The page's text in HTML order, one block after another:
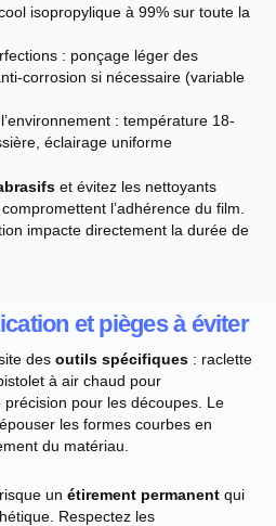
isopropylique à 99% sur toute la
: ponçage léger des
corrosion si nécessaire (variable
: température 18-
éclairage uniforme
et évitez les nettoyants
l’adhérence du film.
impacte directement la durée de
et pièges à éviter
des outils spécifiques : raclette
à air chaud pour
pour les découpes. Le
les formes courbes en
du matériau.
un étirement permanent qui
Respectez les